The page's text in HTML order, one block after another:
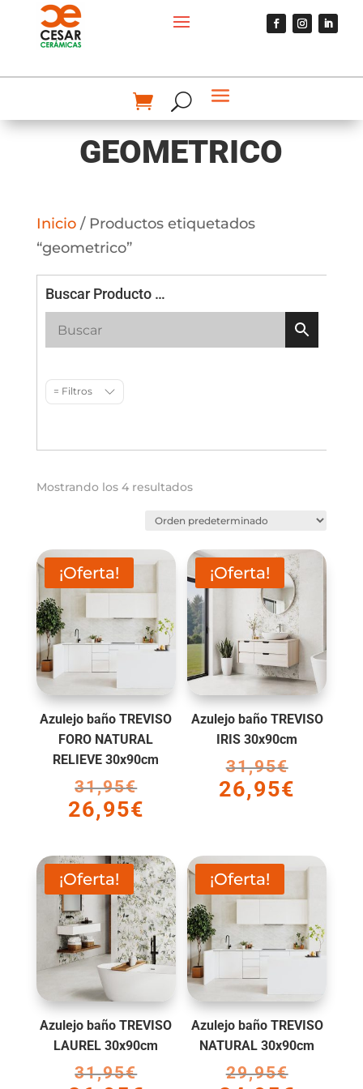
GEOMETRICO
Inicio/ Productos etiquetados
“geometrico”
Buscar Producto …
= Filtros
Mostrando los 4 resultados
¡Oferta!
Azulejo baño TREVISO
FORO NATURAL
RELIEVE 30x90cm
31,95€El
precio
31,95€.
26,95€
es:
26,95€.
¡Oferta!
Azulejo baño TREVISO
IRIS 30x90cm
31,95€El
precio
26,95€
26,95€.
¡Oferta!
Azulejo baño TREVISO
LAUREL 30x90cm
31,95€El
¡Oferta!
Azulejo baño TREVISO
NATURAL 30x90cm
29,95€El